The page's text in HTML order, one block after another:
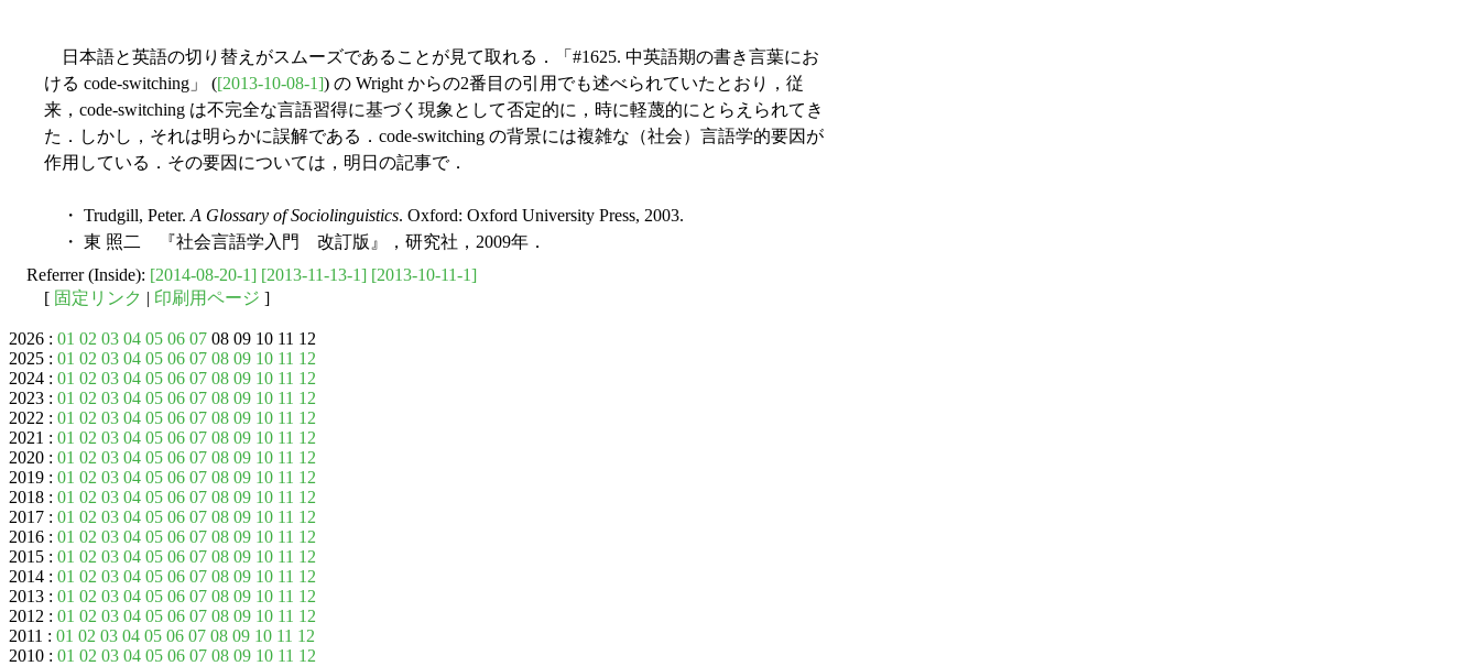
日本語と英語の切り替えがスムーズであることが見て取れる．「#1625. 中英語期の書き言葉にお
ける code-switching」 ([2013-10-08-1]) の Wright からの2番目の引用でも述べられていたとおり，従
来，code-switching は不完全な言語習得に基づく現象として否定的に，時に軽蔑的にとらえられてき
た．しかし，それは明らかに誤解である．code-switching の背景には複雑な（社会）言語学的要因が
作用している．その要因については，明日の記事で．
・ Trudgill, Peter. A Glossary of Sociolinguistics. Oxford: Oxford University Press, 2003.
・ 東 照二 『社会言語学入門 改訂版』，研究社，2009年．
Referrer (Inside): [2014-08-20-1] [2013-11-13-1] [2013-10-11-1]
[ 固定リンク | 印刷用ページ ]
2026 : 01 02 03 04 05 06 07 08 09 10 11 12
2025 : 01 02 03 04 05 06 07 08 09 10 11 12
2024 : 01 02 03 04 05 06 07 08 09 10 11 12
2023 : 01 02 03 04 05 06 07 08 09 10 11 12
2022 : 01 02 03 04 05 06 07 08 09 10 11 12
2021 : 01 02 03 04 05 06 07 08 09 10 11 12
2020 : 01 02 03 04 05 06 07 08 09 10 11 12
2019 : 01 02 03 04 05 06 07 08 09 10 11 12
2018 : 01 02 03 04 05 06 07 08 09 10 11 12
2017 : 01 02 03 04 05 06 07 08 09 10 11 12
2016 : 01 02 03 04 05 06 07 08 09 10 11 12
2015 : 01 02 03 04 05 06 07 08 09 10 11 12
2014 : 01 02 03 04 05 06 07 08 09 10 11 12
2013 : 01 02 03 04 05 06 07 08 09 10 11 12
2012 : 01 02 03 04 05 06 07 08 09 10 11 12
2011 : 01 02 03 04 05 06 07 08 09 10 11 12
2010 : 01 02 03 04 05 06 07 08 09 10 11 12